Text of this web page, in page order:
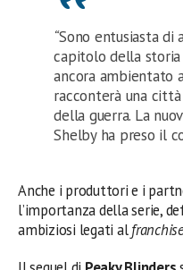
“Sono entusiasta di
capitolo della storia
ancora ambientato
racconterà una
della guerra. La
Shelby ha preso il
Anche i produttori e i
l’importanza della serie,
ambiziosi legati al